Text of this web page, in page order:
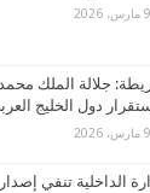
9 مارس، 2026
جلالة الملك
دول الخليج
9 مارس، 2026
الداخلية تنفي